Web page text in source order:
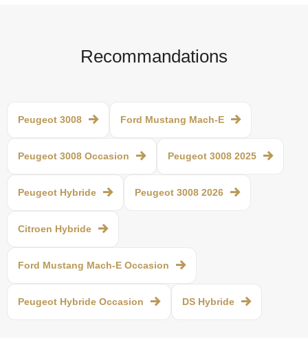
Recommandations
Peugeot 3008 Ford Mustang Mach-E
Peugeot 3008 Occasion Peugeot 3008 2025
Peugeot Hybride Peugeot 3008 2026
Citroen Hybride
Ford Mustang Mach-E Occasion
Peugeot Hybride Occasion DS Hybride